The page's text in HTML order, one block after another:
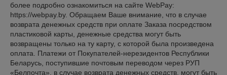
более подробно ознакомиться на сайте WebPay:
https://webpay.by. Обращаем Ваше внимание, что в случае
возврата денежных средств при оплате Заказа посредством
пластиковой карты, денежные средства могут быть
возвращены только на ту карту, с которой была произведена
оплата. Платежи от Покупателей-нерезидентов Республики
Беларусь, поступившие почтовым переводом через РУП
«Белпочта», в случае возврата денежных средств, могут быть